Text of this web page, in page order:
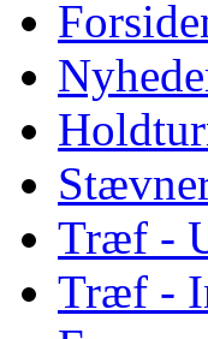
Træf -
Træf -